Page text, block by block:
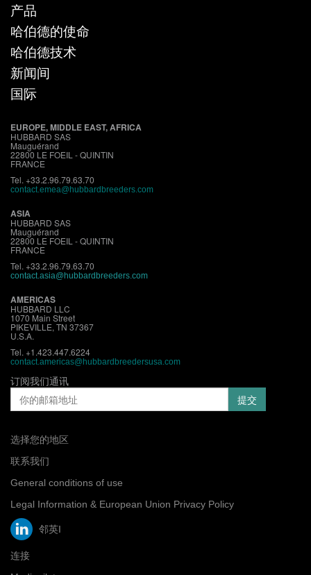
产品
哈伯德的使命
哈伯德技术
新闻间
国际
EUROPE, MIDDLE EAST, AFRICA
HUBBARD SAS
Mauguérand
22800 LE FOEIL - QUINTIN
FRANCE
Tel. +33.2.96.79.63.70
contact.emea@hubbardbreeders.com
ASIA
HUBBARD SAS
Mauguérand
22800 LE FOEIL - QUINTIN
FRANCE
Tel. +33.2.96.79.63.70
contact.asia@hubbardbreeders.com
AMERICAS
HUBBARD LLC
1070 Main Street
PIKEVILLE, TN 37367
U.S.A.
Tel. +1.423.447.6224
contact.americas@hubbardbreedersusa.com
订阅我们通讯
选择您的地区
联系我们
General conditions of use
Legal Information & European Union Privacy Policy
邻英I
连接